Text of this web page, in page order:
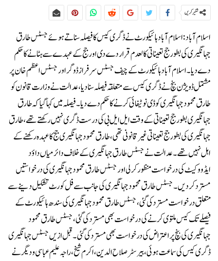
شئیر کریں
اسلام آباد:اسلام آباد ہائیکورٹ نے ڈگری کیس کا فیصلہ سناتے ہوئے جسٹس طارق
جہانگیری کی بطور جج تعیناتی کالعدم قرار دے دی اور جج کے عہدے سے ہٹانے کا حکم
دے دیا۔اسلام آباد ہائیکورٹ کے چیف جسٹس سرفراز ڈوگر اور جسٹس اعظم خان پر
مشتمل ڈویژن بنچ نے ڈگری کیس سے متعلقہ فیصلہ سنا دیا، عدالت نے وزارت قانون کو
طارق محمود جہانگیری کو ڈی نوٹیفائی کرنے کا حکم دے دیا۔فیصلہ میں کہا گیا کہ طارق
جہانگیری بطور جج تعیناتی کے وقت ایل ایل بی کی درست ڈگری نہیں رکھتے تھے، طارق
جہانگیری کی بطور جج تعیناتی غیر قانونی تھی،طارق محمود جہانگیری جج کا عہدہ رکھنے کے
اہل نہیں تھے۔عدالت نے جسٹس طارق جہانگیری کے خلاف دائر میاں داؤد
ایڈووکیٹ کی درخواست منظور کر لی اور جسٹس طارق محمود جہانگیری کی درخواستیں
مسترد کر دیں۔جسٹس طارق محمود جہانگیری کی جانب سے فل کورٹ تشکیل دینے سے
متعلق درخواست مسترد کی گئی، جسٹس طارق محمود جہانگیری کی سندھ ہائیکورٹ کے
فیصلے تک کیس ملتوی کرنے کی درخواست بھی مسترد کی گئی، جسٹس طارق محمود
جہانگیری کی بنچ پر اعتراض کی درخواست بھی مسترد کی گئی۔قبل ازیں جسٹس جہانگیری
ڈگری کیس کی سماعت ہوئی، بیرسٹر صلاح الدین، اکرم شیخ ، راجہ علیم عباسی و دیگر نے